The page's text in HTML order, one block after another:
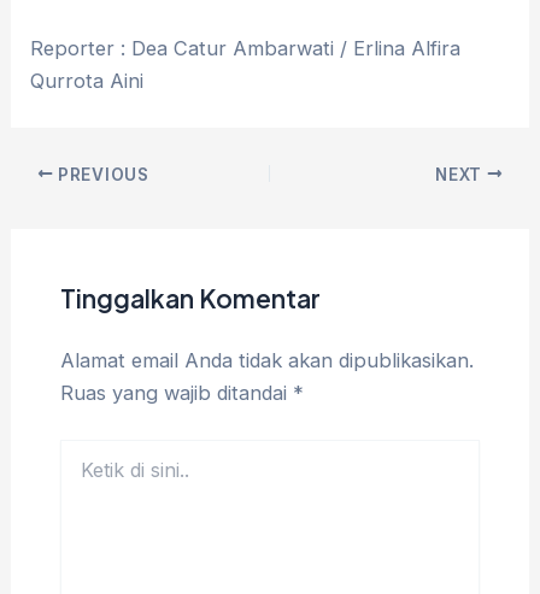
Reporter : Dea Catur Ambarwati / Erlina Alfira
Qurrota Aini
PREVIOUS NEXT
Tinggalkan Komentar
Alamat email Anda tidak akan dipublikasikan.
Ruas yang wajib ditandai *